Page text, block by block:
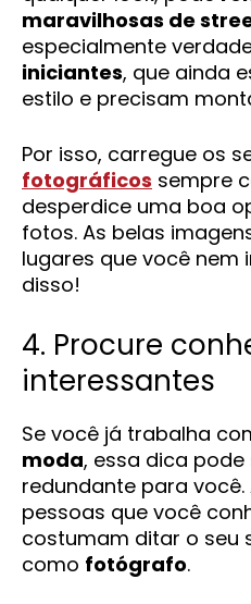
maravilhosas de
especialmente
iniciantes, que ainda
estilo e precisam
Por isso, carregue os
fotográficos sempre
desperdice uma boa
fotos. As belas
lugares que você nem
disso!
4. Procure
interessantes
Se você já trabalha
moda, essa dica
redundante para você.
pessoas que você
costumam ditar o seu
como fotógrafo.